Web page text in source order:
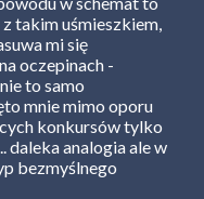
takim uśmieszkiem,
mi się
oczepinach -
to samo
mnie mimo oporu
konkursów tylko
daleka analogia ale w
bezmyślnego